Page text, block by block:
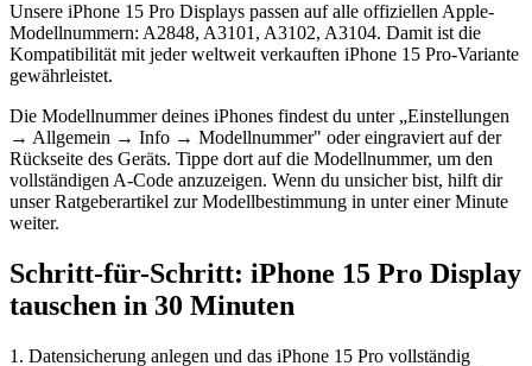
Unsere iPhone 15 Pro Displays passen auf alle offiziellen Apple-
Modellnummern: A2848, A3101, A3102, A3104. Damit ist die
Kompatibilität mit jeder weltweit verkauften iPhone 15 Pro-Variante
gewährleistet.
Die Modellnummer deines iPhones findest du unter „Einstellungen
→ Allgemein → Info → Modellnummer" oder eingraviert auf der
Rückseite des Geräts. Tippe dort auf die Modellnummer, um den
vollständigen A-Code anzuzeigen. Wenn du unsicher bist, hilft dir
unser Ratgeberartikel zur Modellbestimmung in unter einer Minute
weiter.
Schritt-für-Schritt: iPhone 15 Pro Display
tauschen in 30 Minuten
1. Datensicherung anlegen und das iPhone 15 Pro vollständig